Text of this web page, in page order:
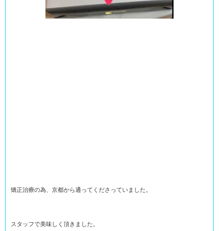
矯正治療の為、京都から通ってくださっていました。
スタッフで美味しく頂きました。